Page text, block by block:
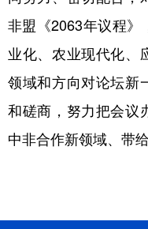
多语种频道
English
Русский язык
非盟《2063年议程》
业化、农业现代化、
领域和方向对论坛新
和磋商，努力把会议
中非合作新领域、带